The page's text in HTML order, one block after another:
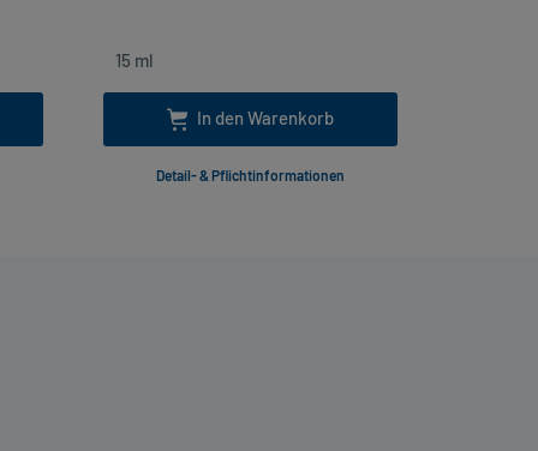
In den Warenkorb
Detail- & Pflichtinformationen